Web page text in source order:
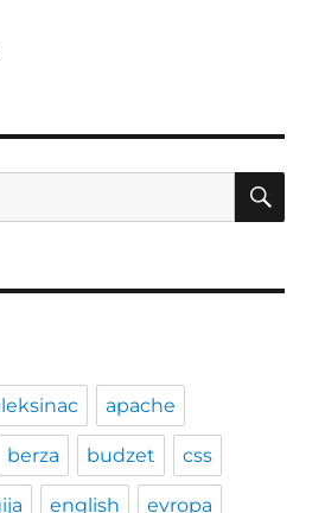
apache
berza budzet css
english evropa